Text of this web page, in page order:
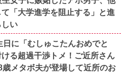
「大学進学を阻止する」と進
い
に「むしゅこたんおめでと
る超過干渉トメ！ご近所さん
メタボ夫が登場して近所のお